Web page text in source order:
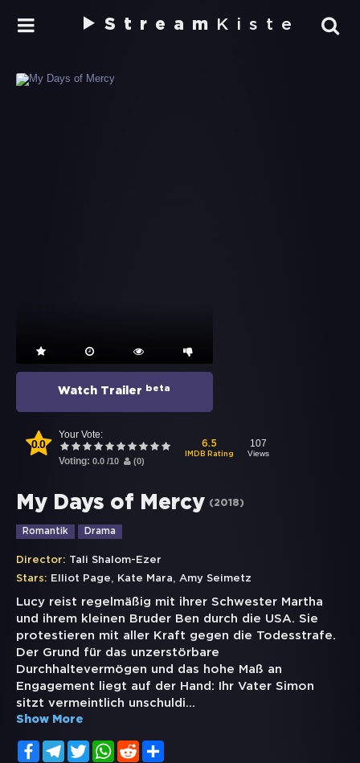
Stream Kiste
Watch Trailer beta
0.0
Your Vote:
Voting: 0.0 /10 (0)
6.5
IMDB Rating
107
Views
My Days of Mercy (2018)
Romantik Drama
Director: Tali Shalom-Ezer
Stars: Elliot Page, Kate Mara, Amy Seimetz
Lucy reist regelmäßig mit ihrer Schwester Martha
und ihrem kleinen Bruder Ben durch die USA. Sie
protestieren mit aller Kraft gegen die Todesstrafe.
Der Grund für das unzerstörbare
Durchhaltevermögen und das hohe Maß an
Engagement liegt auf der Hand: Ihr Vater Simon
sitzt vermeintlich unschuldi...
Show More
FacebookTelegramTwitterWhatsApp
Reddit